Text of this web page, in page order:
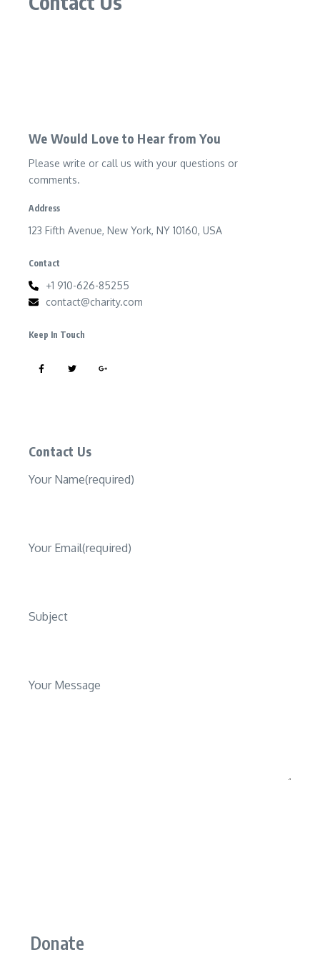
We Would Love to Hear from You​
Please write or call us with your questions or
comments.
Address
123 Fifth Avenue, New York, NY 10160, USA
Contact
+1 910-626-85255
contact@charity.com
Keep In Touch
Contact Us​
Your Name(required)
Your Email(required)
Subject
Your Message
Donate